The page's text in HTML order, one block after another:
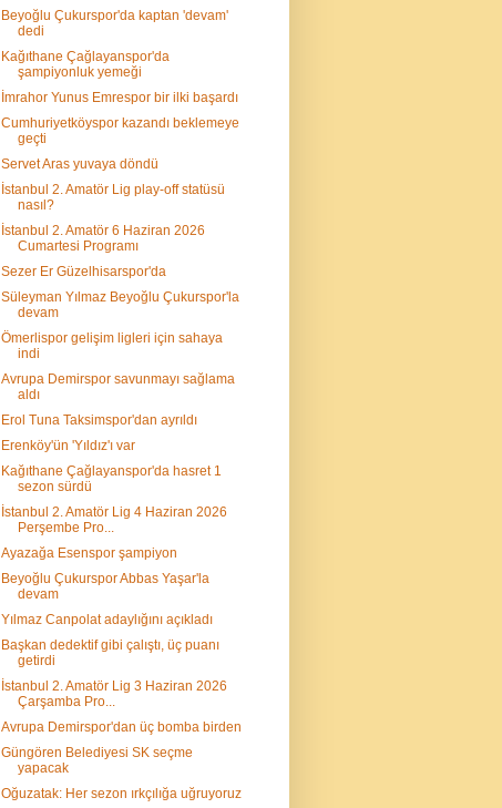
Beyoğlu Çukurspor'da kaptan 'devam'
dedi
Kağıthane Çağlayanspor'da
şampiyonluk yemeği
İmrahor Yunus Emrespor bir ilki başardı
Cumhuriyetköyspor kazandı beklemeye
geçti
Servet Aras yuvaya döndü
İstanbul 2. Amatör Lig play-off statüsü
nasıl?
İstanbul 2. Amatör 6 Haziran 2026
Cumartesi Programı
Sezer Er Güzelhisarspor'da
Süleyman Yılmaz Beyoğlu Çukurspor'la
devam
Ömerlispor gelişim ligleri için sahaya
indi
Avrupa Demirspor savunmayı sağlama
aldı
Erol Tuna Taksimspor'dan ayrıldı
Erenköy'ün 'Yıldız'ı var
Kağıthane Çağlayanspor'da hasret 1
sezon sürdü
İstanbul 2. Amatör Lig 4 Haziran 2026
Perşembe Pro...
Ayazağa Esenspor şampiyon
Beyoğlu Çukurspor Abbas Yaşar'la
devam
Yılmaz Canpolat adaylığını açıkladı
Başkan dedektif gibi çalıştı, üç puanı
getirdi
İstanbul 2. Amatör Lig 3 Haziran 2026
Çarşamba Pro...
Avrupa Demirspor'dan üç bomba birden
Güngören Belediyesi SK seçme
yapacak
Oğuzatak: Her sezon ırkçılığa uğruyoruz